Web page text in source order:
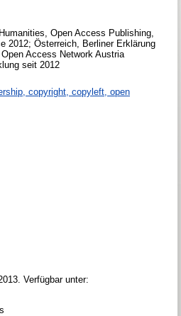
Open Access Publishing,
2012; Österreich, Berliner Erklärung
Access Network Austria
seit 2012
copyright, copyleft, open
Verfügbar unter: